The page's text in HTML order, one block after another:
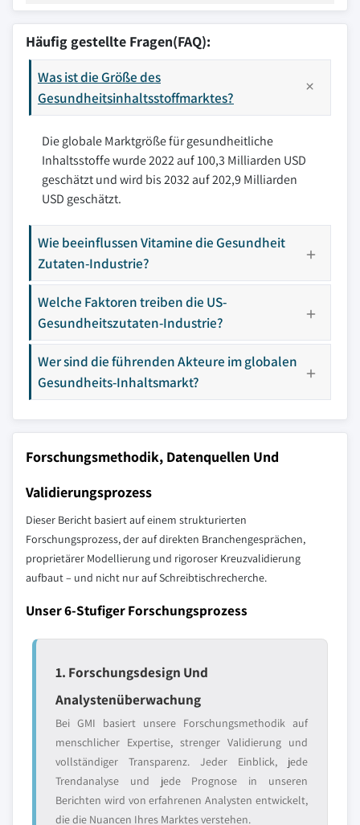
Häufig gestellte Fragen(FAQ):
Was ist die Größe des
Gesundheitsinhaltsstoffmarktes?
Die globale Marktgröße für gesundheitliche
Inhaltsstoffe wurde 2022 auf 100,3 Milliarden USD
geschätzt und wird bis 2032 auf 202,9 Milliarden
USD geschätzt.
Wie beeinflussen Vitamine die Gesundheit
Zutaten-Industrie?
Welche Faktoren treiben die US-
Gesundheitszutaten-Industrie?
Wer sind die führenden Akteure im globalen
Gesundheits-Inhaltsmarkt?
Forschungsmethodik, Datenquellen Und
Validierungsprozess
Dieser Bericht basiert auf einem strukturierten
Forschungsprozess, der auf direkten Branchengesprächen,
proprietärer Modellierung und rigoroser Kreuzvalidierung
aufbaut – und nicht nur auf Schreibtischrecherche.
Unser 6-Stufiger Forschungsprozess
1. Forschungsdesign Und
Analystenüberwachung
Bei GMI basiert unsere Forschungsmethodik auf
menschlicher Expertise, strenger Validierung und
vollständiger Transparenz. Jeder Einblick, jede
Trendanalyse und jede Prognose in unseren
Berichten wird von erfahrenen Analysten entwickelt,
die die Nuancen Ihres Marktes verstehen.